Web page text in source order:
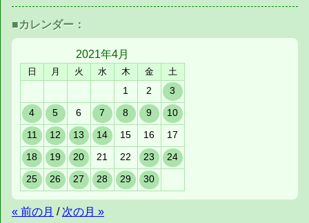
■カレンダー：
2021年4月
日 月 火 水 木 金 土
1 2
3
4
5 6 7 8 9
10
11
12 13 14 15 16
17
18
19 20 21 22 23
24
25
26 27 28 29 30
« 前の月 / 次の月 »